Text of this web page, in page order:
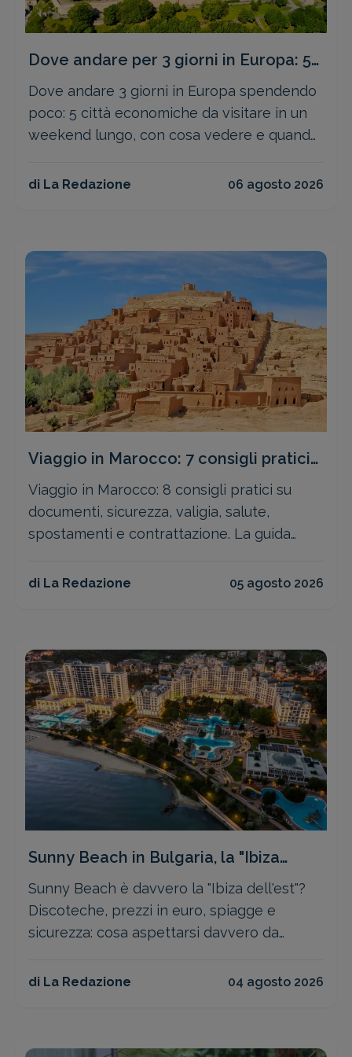
Dove andare per 3 giorni in Europa: 5
città economiche da visitare
Dove andare 3 giorni in Europa spendendo
poco: 5 città economiche da visitare in un
weekend lungo, con cosa vedere e quando
di La Redazione 06 agosto 2026
Viaggio in Marocco: 7 consigli pratici
per partire preparati
Viaggio in Marocco: 8 consigli pratici su
documenti, sicurezza, valigia, salute,
spostamenti e contrattazione. La guida
di La Redazione 05 agosto 2026
Sunny Beach in Bulgaria, la "Ibiza
dell'est": ne vale la pena?
Sunny Beach è davvero la "Ibiza dell'est"?
Discoteche, prezzi in euro, spiagge e
sicurezza: cosa aspettarsi davvero da
di La Redazione 04 agosto 2026